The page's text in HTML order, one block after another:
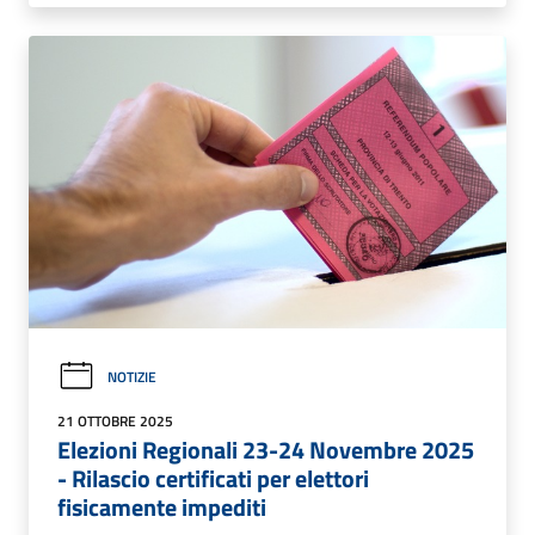
NOTIZIE
21 OTTOBRE 2025
Elezioni Regionali 23-24 Novembre 2025
- Rilascio certificati per elettori
fisicamente impediti